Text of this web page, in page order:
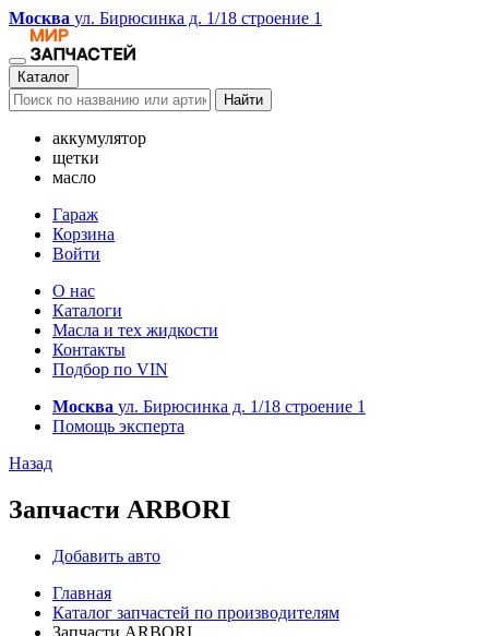
Москва ул. Бирюсинка д. 1/18 строение 1
Каталог
Найти
аккумулятор
щетки
масло
Гараж
Корзина
Войти
О нас
Каталоги
Масла и тех жидкости
Контакты
Подбор по VIN
Москва ул. Бирюсинка д. 1/18 строение 1
Помощь эксперта
Назад
Запчасти ARBORI
Добавить авто
Главная
Каталог запчастей по производителям
Запчасти ARBORI